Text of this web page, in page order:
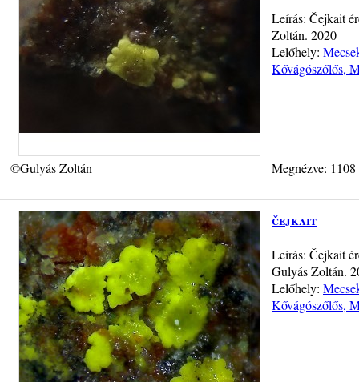
Leírás: Čejkait
Zoltán. 2020
Lelőhely:
Kővágószőlős,
©Gulyás Zoltán Megnézve:
čejkait
Leírás: Čejkait
Gulyás Zoltán.
Lelőhely:
Kővágószőlős,